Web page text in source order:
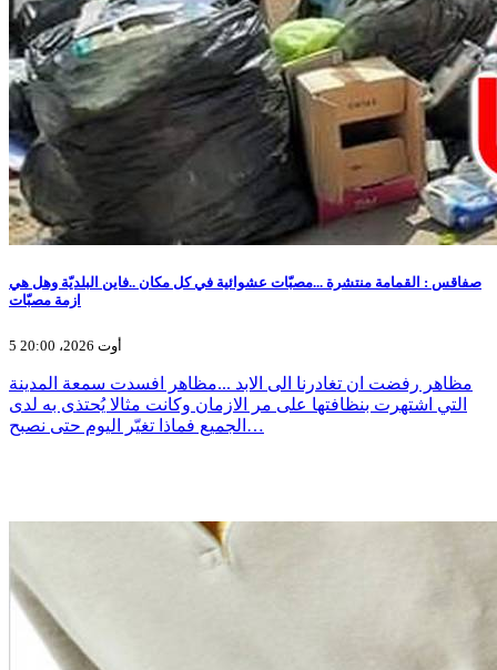
صفاقس : القمامة منتشرة ...مصبّات عشوائية في كل مكان ..فاين البلديّة وهل هي
ازمة مصبّات
5 أوت 2026، 20:00
مظاهر رفضت ان تغادرنا الى الابد ...مظاهر افسدت سمعة المدينة
التي اشتهرت بنظافتها على مر الازمان وكانت مثالا يُحتذى به لدى
الجميع فماذا تغيّر اليوم حتى نصبح…